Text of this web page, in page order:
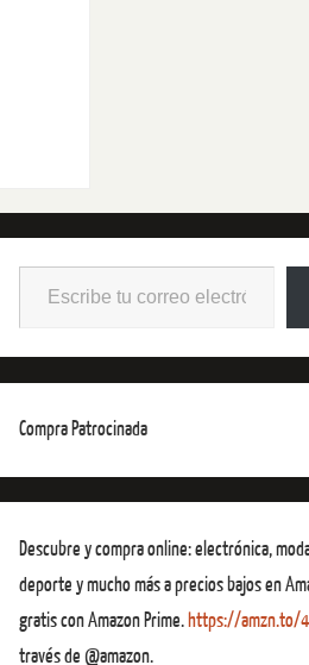
Compra Patrocinada
Descubre y compra online: electrónica,
deporte y mucho más a precios bajos en
gratis con Amazon Prime.https://amzn.to/
través de @amazon.